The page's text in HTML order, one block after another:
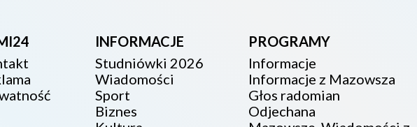
INFORMACJE
Studniówki 2026
Wiadomości
Sport
Biznes
PROGRAMY
Informacje
Informacje z Mazowsza
Głos radomian
Odjechana